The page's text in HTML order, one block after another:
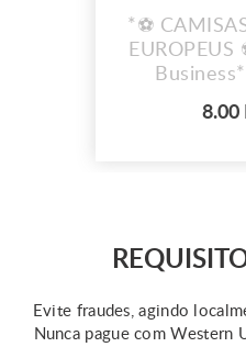
*⚽
EUROPEUS
8.00
Evite fraudes, agindo
Nunca pague com Western